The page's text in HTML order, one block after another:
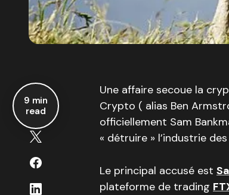
9 min
read
Une affaire secoue la
Crypto ( alias Ben
officiellement Sam
« détruire » l’industrie
Le principal accusé est
plateforme de trading